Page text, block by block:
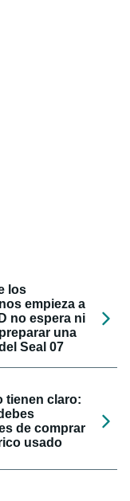
los
empieza a
no espera ni
una
Seal 07
tienen claro:
de comprar
usado